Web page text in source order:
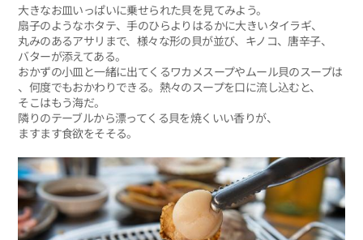
大きなお皿いっぱいに乗せられた貝を見てみよう。
扇子のようなホタテ、手のひらよりはるかに大きいタイラギ、
丸みのあるアサリまで、様々な形の貝が並び、キノコ、唐辛子、
バターが添えてある。
おかずの小皿と一緒に出てくるワカメスープやムール貝のスープは
、何度でもおかわりできる。熱々のスープを口に流し込むと、
そこはもう海だ。
隣りのテーブルから漂ってくる貝を焼くいい香りが、
ますます食欲をそそる。